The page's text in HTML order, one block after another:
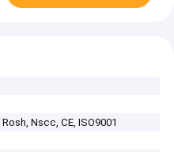
Nscc, CE, ISO9001